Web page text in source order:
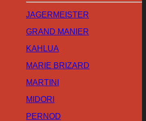
JAGERMEISTER
GRAND MANIER
KAHLUA
MARIE BRIZARD
MARTINI
MIDORI
PERNOD